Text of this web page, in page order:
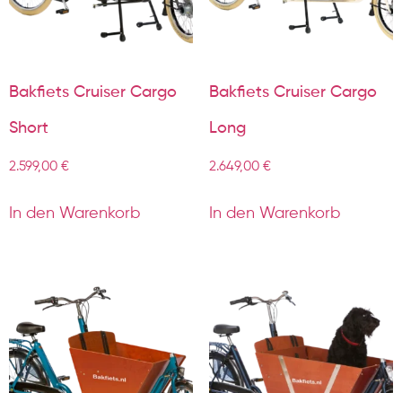
Bakfiets Cruiser Cargo
Short
2.599,00 €
In den Warenkorb
Bakfiets Cruiser Cargo
Long
2.649,00 €
In den Warenkorb